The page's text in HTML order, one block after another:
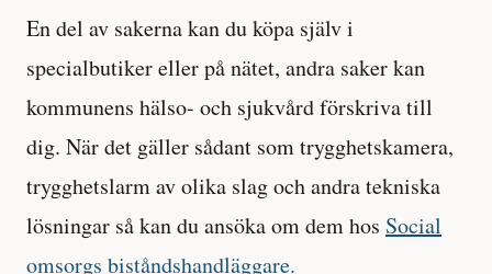
En del av sakerna kan du köpa själv i
specialbutiker eller på nätet, andra saker kan
kommunens hälso- och sjukvård förskriva till
dig. När det gäller sådant som trygghetskamera,
trygghetslarm av olika slag och andra tekniska
lösningar så kan du ansöka om dem hos Social
omsorgs biståndshandläggare.